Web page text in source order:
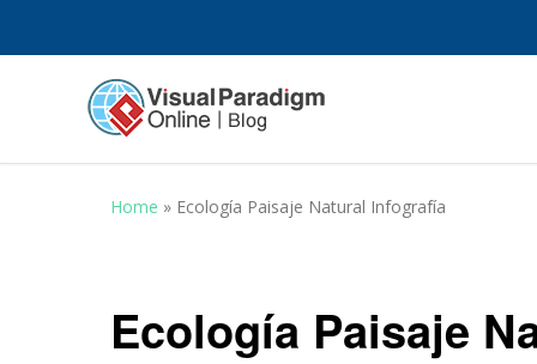
Home » Ecología Paisaje Natural Infografía
Ecología Paisaje